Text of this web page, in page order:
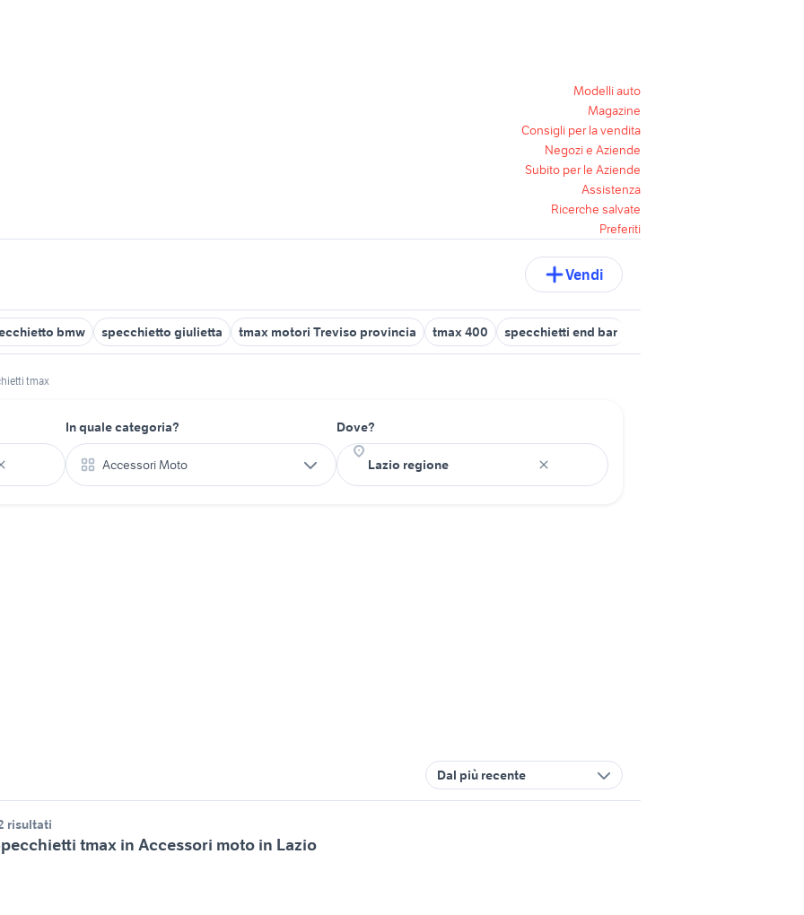
Modelli auto
Magazine
Consigli per la vendita
Negozi e Aziende
Subito per le Aziende
Assistenza
Ricerche salvate
Preferiti
Vendi
bmw specchietto giulietta tmax motori Treviso provincia tmax 400 specchietti end bar
tmax
In quale categoria?
Accessori Moto
Dove?
Dal più recente
risultati
tmax in Accessori moto in Lazio